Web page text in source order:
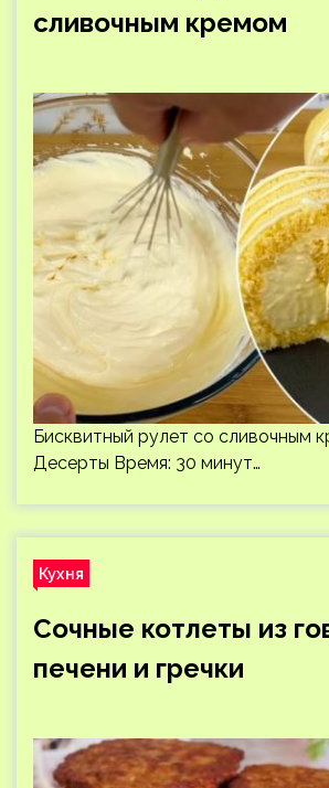
сливочным кремом
Бисквитный рулет со сливочным
Десерты Время: 30 минут…
Кухня
Сочные котлеты из
печени и гречки